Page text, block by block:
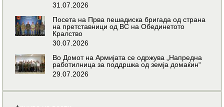
31.07.2026
Посета на Прва пешадиска бригада од страна
на претставници од ВС на Обединетото
Кралство
30.07.2026
Во Домот на Армијата се одржува „Напредна
работилница за поддршка од земја домаќин“
29.07.2026